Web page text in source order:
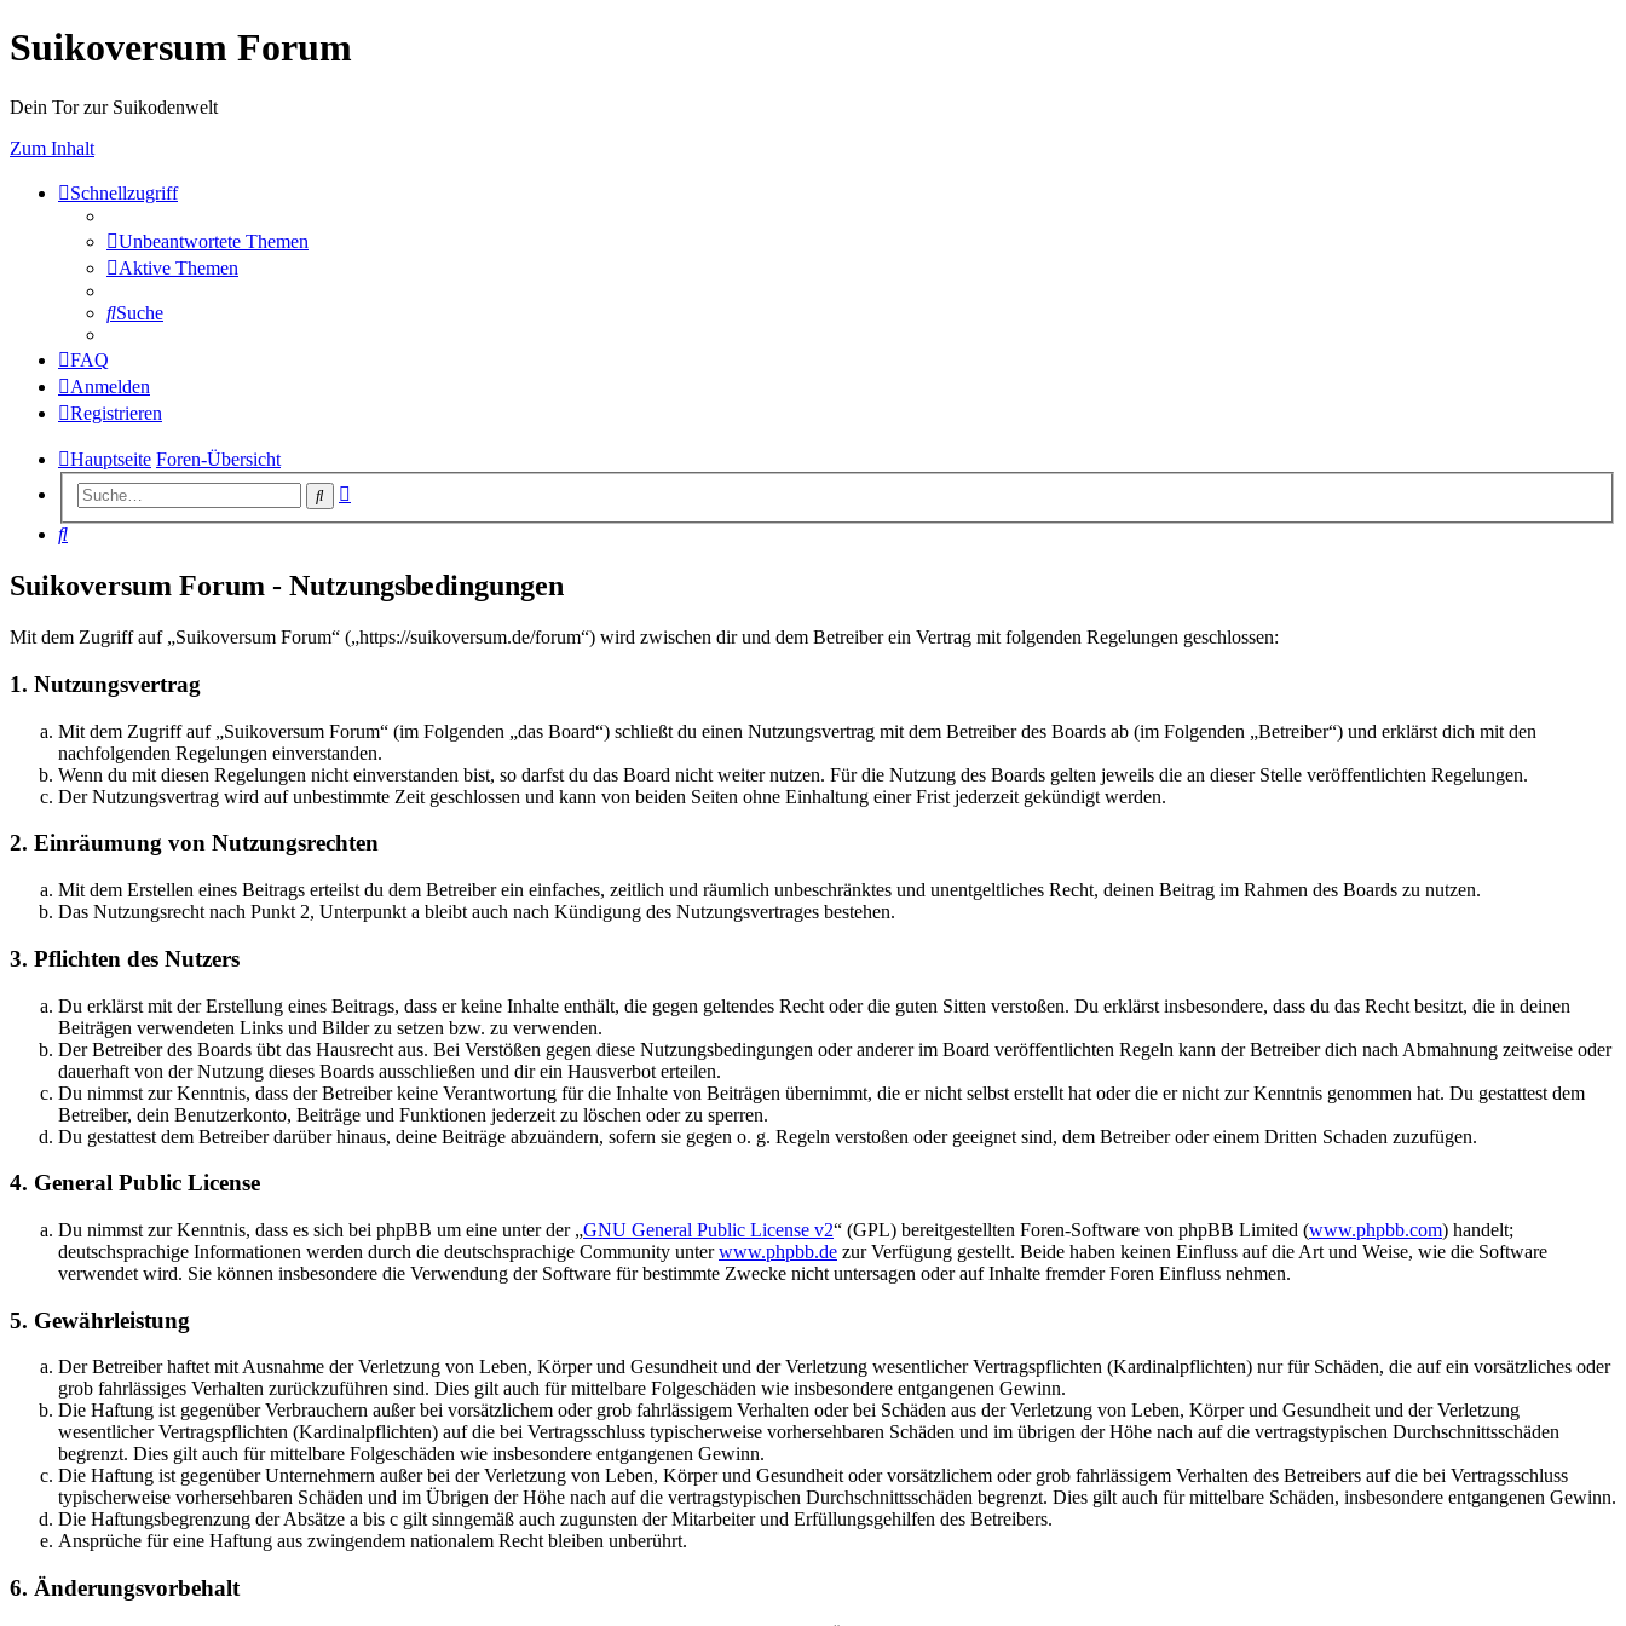
Suikoversum Forum
Dein Tor zur Suikodenwelt
Zum Inhalt
Schnellzugriff
Unbeantwortete Themen
Aktive Themen
Suche
FAQ
Anmelden
Registrieren
Hauptseite Foren-Übersicht
Suche
Suche
Suikoversum Forum - Nutzungsbedingungen
Mit dem Zugriff auf „Suikoversum Forum“ („https://suikoversum.de/forum“) wird zwischen dir und dem Betreiber ein Vertrag mit folgenden Regelungen geschlossen:
1. Nutzungsvertrag
Mit dem Zugriff auf „Suikoversum Forum“ (im Folgenden „das Board“) schließt du einen Nutzungsvertrag mit dem Betreiber des Boards ab (im Folgenden „Betreiber“) und erklärst dich mit den
nachfolgenden Regelungen einverstanden.
Wenn du mit diesen Regelungen nicht einverstanden bist, so darfst du das Board nicht weiter nutzen. Für die Nutzung des Boards gelten jeweils die an dieser Stelle veröffentlichten Regelungen.
Der Nutzungsvertrag wird auf unbestimmte Zeit geschlossen und kann von beiden Seiten ohne Einhaltung einer Frist jederzeit gekündigt werden.
2. Einräumung von Nutzungsrechten
Mit dem Erstellen eines Beitrags erteilst du dem Betreiber ein einfaches, zeitlich und räumlich unbeschränktes und unentgeltliches Recht, deinen Beitrag im Rahmen des Boards zu nutzen.
Das Nutzungsrecht nach Punkt 2, Unterpunkt a bleibt auch nach Kündigung des Nutzungsvertrages bestehen.
3. Pflichten des Nutzers
Du erklärst mit der Erstellung eines Beitrags, dass er keine Inhalte enthält, die gegen geltendes Recht oder die guten Sitten verstoßen. Du erklärst insbesondere, dass du das Recht besitzt, die in deinen
Beiträgen verwendeten Links und Bilder zu setzen bzw. zu verwenden.
Der Betreiber des Boards übt das Hausrecht aus. Bei Verstößen gegen diese Nutzungsbedingungen oder anderer im Board veröffentlichten Regeln kann der Betreiber dich nach Abmahnung zeitweise oder
dauerhaft von der Nutzung dieses Boards ausschließen und dir ein Hausverbot erteilen.
Du nimmst zur Kenntnis, dass der Betreiber keine Verantwortung für die Inhalte von Beiträgen übernimmt, die er nicht selbst erstellt hat oder die er nicht zur Kenntnis genommen hat. Du gestattest dem
Betreiber, dein Benutzerkonto, Beiträge und Funktionen jederzeit zu löschen oder zu sperren.
Du gestattest dem Betreiber darüber hinaus, deine Beiträge abzuändern, sofern sie gegen o. g. Regeln verstoßen oder geeignet sind, dem Betreiber oder einem Dritten Schaden zuzufügen.
4. General Public License
Du nimmst zur Kenntnis, dass es sich bei phpBB um eine unter der „GNU General Public License v2“ (GPL) bereitgestellten Foren-Software von phpBB Limited (www.phpbb.com) handelt;
deutschsprachige Informationen werden durch die deutschsprachige Community unterwww.phpbb.de zur Verfügung gestellt. Beide haben keinen Einfluss auf die Art und Weise, wie die Software
verwendet wird. Sie können insbesondere die Verwendung der Software für bestimmte Zwecke nicht untersagen oder auf Inhalte fremder Foren Einfluss nehmen.
5. Gewährleistung
Der Betreiber haftet mit Ausnahme der Verletzung von Leben, Körper und Gesundheit und der Verletzung wesentlicher Vertragspflichten (Kardinalpflichten) nur für Schäden, die auf ein vorsätzliches oder
grob fahrlässiges Verhalten zurückzuführen sind. Dies gilt auch für mittelbare Folgeschäden wie insbesondere entgangenen Gewinn.
Die Haftung ist gegenüber Verbrauchern außer bei vorsätzlichem oder grob fahrlässigem Verhalten oder bei Schäden aus der Verletzung von Leben, Körper und Gesundheit und der Verletzung
wesentlicher Vertragspflichten (Kardinalpflichten) auf die bei Vertragsschluss typischerweise vorhersehbaren Schäden und im übrigen der Höhe nach auf die vertragstypischen Durchschnittsschäden
begrenzt. Dies gilt auch für mittelbare Folgeschäden wie insbesondere entgangenen Gewinn.
Die Haftung ist gegenüber Unternehmern außer bei der Verletzung von Leben, Körper und Gesundheit oder vorsätzlichem oder grob fahrlässigem Verhalten des Betreibers auf die bei Vertragsschluss
typischerweise vorhersehbaren Schäden und im Übrigen der Höhe nach auf die vertragstypischen Durchschnittsschäden begrenzt. Dies gilt auch für mittelbare Schäden, insbesondere entgangenen Gewinn.
Die Haftungsbegrenzung der Absätze a bis c gilt sinngemäß auch zugunsten der Mitarbeiter und Erfüllungsgehilfen des Betreibers.
Ansprüche für eine Haftung aus zwingendem nationalem Recht bleiben unberührt.
6. Änderungsvorbehalt